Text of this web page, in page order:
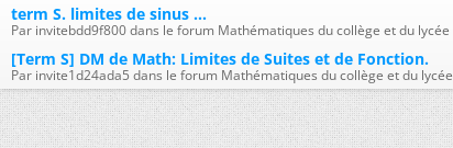
term S. limites de sinus ...
Par invitebdd9f800 dans le forum Mathématiques du collège et du lycée
[Term S] DM de Math: Limites de Suites et de Fonction.
Par invite1d24ada5 dans le forum Mathématiques du collège et du lycée